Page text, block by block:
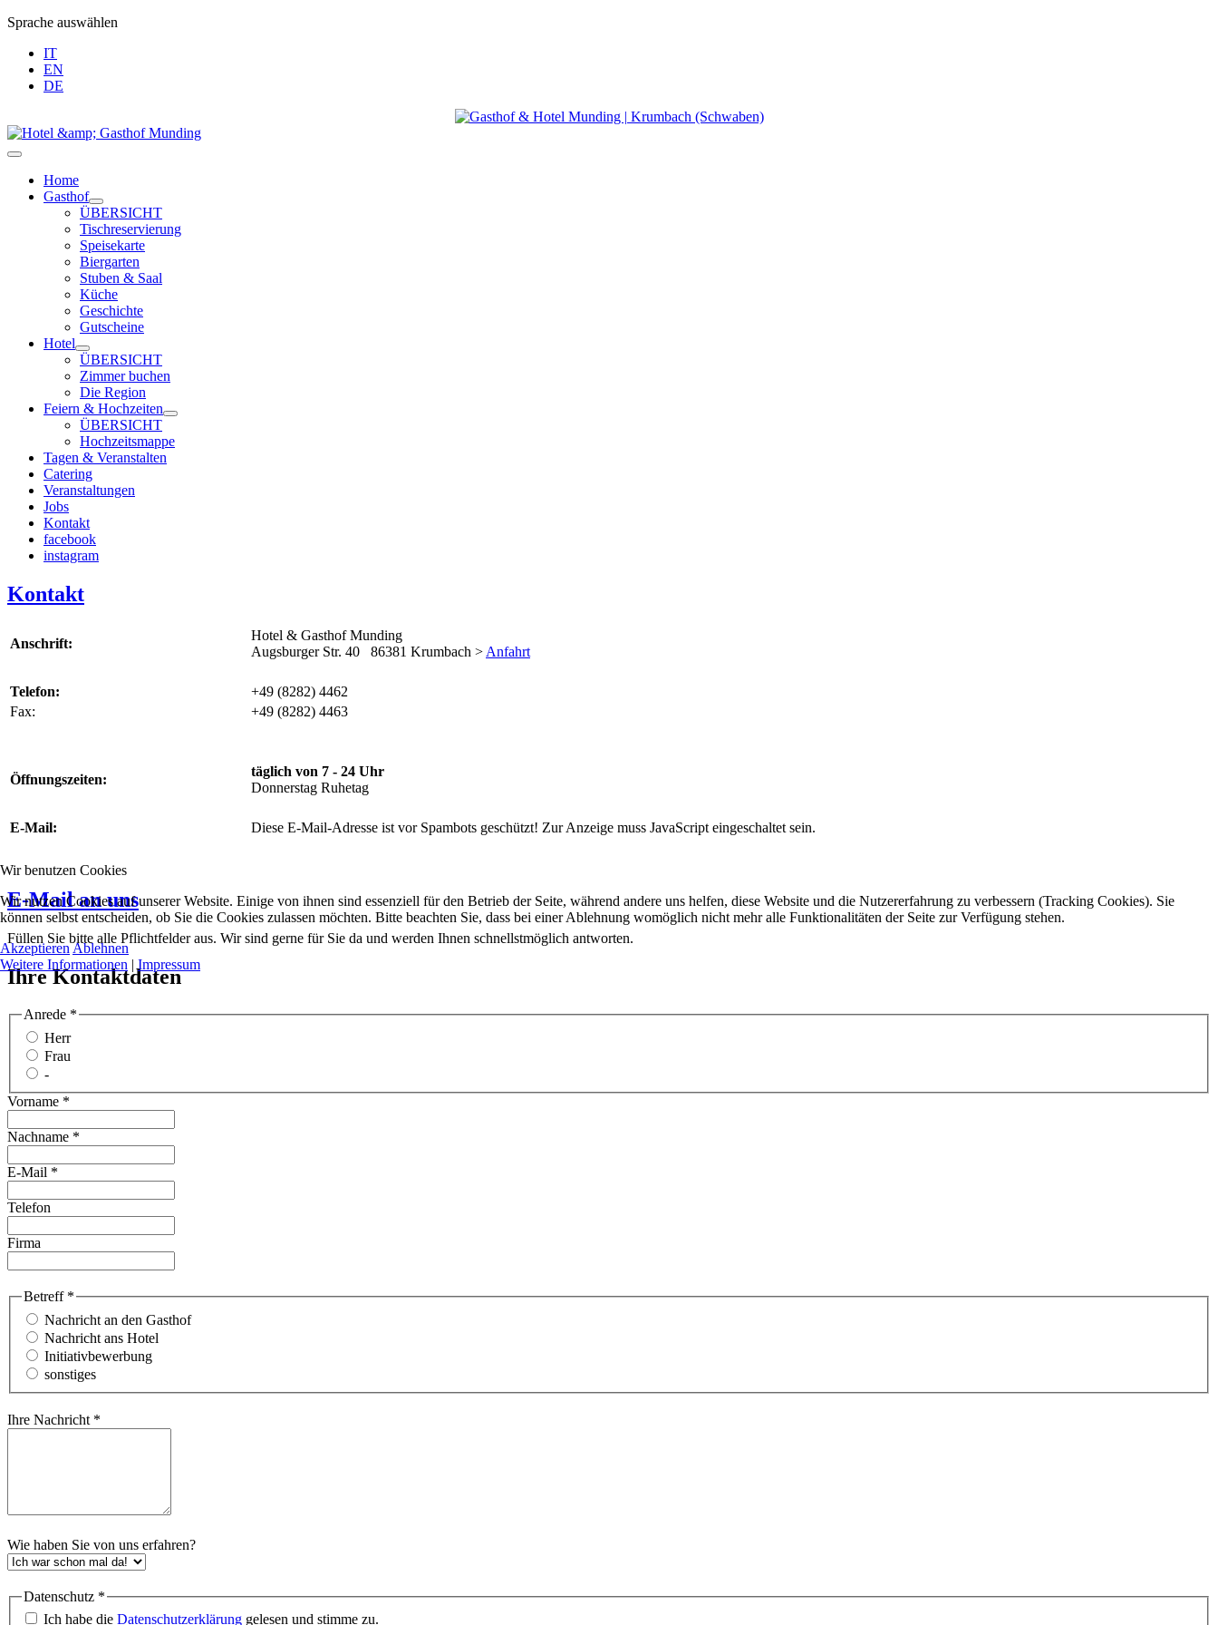
Sprache auswählen
IT
EN
DE
Home
Gasthof
ÜBERSICHT
Tischreservierung
Speisekarte
Biergarten
Stuben & Saal
Küche
Geschichte
Gutscheine
Hotel
ÜBERSICHT
Zimmer buchen
Die Region
Feiern & Hochzeiten
ÜBERSICHT
Hochzeitsmappe
Tagen & Veranstalten
Catering
Veranstaltungen
Jobs
Kontakt
facebook
instagram
Kontakt
Anschrift:
Hotel & Gasthof Munding
Augsburger Str. 40 86381 Krumbach > Anfahrt
Telefon:
+49 (8282) 4462
Fax:
+49 (8282) 4463
Öffnungszeiten:
täglich von 7 - 24 Uhr
Donnerstag Ruhetag
E-Mail: Diese E-Mail-Adresse ist vor Spambots geschützt! Zur Anzeige muss JavaScript eingeschaltet sein.
E-Mail an uns
Füllen Sie bitte alle Pflichtfelder aus. Wir sind gerne für Sie da und werden Ihnen schnellstmöglich antworten.
Ihre Kontaktdaten
Anrede *
Herr
Frau
-
Vorname *
Nachname *
E-Mail *
Telefon
Firma
Betreff *
Nachricht an den Gasthof
Nachricht ans Hotel
Initiativbewerbung
sonstiges
Ihre Nachricht *
Wie haben Sie von uns erfahren?
Datenschutz *
Ich habe die Datenschutzerklärung gelesen und stimme zu.
Wir benutzen Cookies
Wir nutzen Cookies auf unserer Website. Einige von ihnen sind essenziell für den Betrieb der Seite, während andere uns helfen, diese Website und die Nutzererfahrung zu verbessern (Tracking Cookies). Sie
können selbst entscheiden, ob Sie die Cookies zulassen möchten. Bitte beachten Sie, dass bei einer Ablehnung womöglich nicht mehr alle Funktionalitäten der Seite zur Verfügung stehen.
Akzeptieren Ablehnen
Weitere Informationen | Impressum